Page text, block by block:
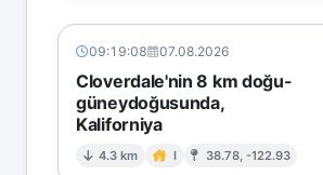
09:19:08 07.08.2026
Cloverdale'nin 8 km doğu-
güneydoğusunda,
Kaliforniya
4.3 km I 38.78, -122.93